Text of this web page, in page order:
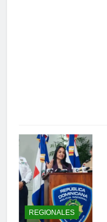
REGIONALES